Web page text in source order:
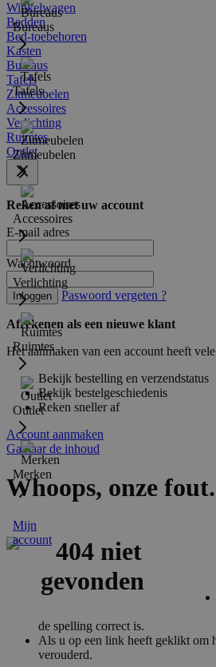
Winkelwagen
Bureaus
Tafels
Zitmeubelen
Accessoires
Verlichting
Ruimtes
Outlet
Merken
Mijn
account
Bedden
Bed-toebehoren
Kasten
Bureaus
Tafels
Zitmeubelen
Accessoires
Verlichting
Ruimtes
Outlet
Reken af met uw account
E-mail adres
Wachtwoord
Inloggen Paswoord vergeten ?
Afrekenen als een nieuwe klant
Het aanmaken van een account heeft
Bekijk bestelling en verzendstatus
Bekijk bestelgeschiedenis
Reken sneller af
Account aanmaken
Ga naar de inhoud
Whoops, onze
de spelling correct is.
Als u op een link heeft geklikt om
verouderd.